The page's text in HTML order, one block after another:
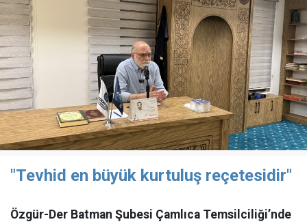
"Tevhid en büyük kurtuluş reçetesidir"
Özgür-Der Batman Şubesi Çamlıca Temsilciliği’nde